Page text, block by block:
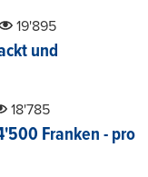
19'895
und
18'785
Franken - pro